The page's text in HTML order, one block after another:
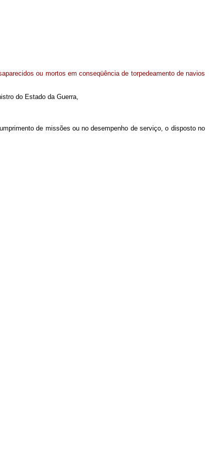
ou mortos em conseqüência de torpedeamento de navios
do Estado da Guerra,
de missões ou no desempenho de serviço, o disposto no